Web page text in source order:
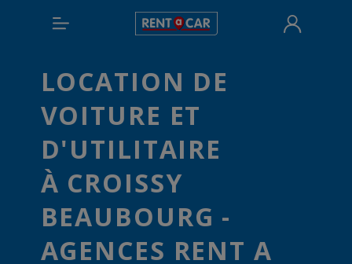
LOCATION DE
VOITURE ET
D'UTILITAIRE
À CROISSY
BEAUBOURG -
AGENCES RENT A